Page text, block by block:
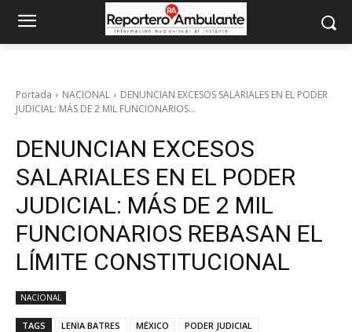
Portada NACIONAL
DENUNCIAN EXCESOS SALARIALES EN EL PODER
JUDICIAL: MÁS DE 2 MIL FUNCIONARIOS...
DENUNCIAN EXCESOS
SALARIALES EN EL PODER
JUDICIAL: MÁS DE 2 MIL
FUNCIONARIOS REBASAN EL
LÍMITE CONSTITUCIONAL
NACIONAL
TAGS LENIA BATRES MÉXICO PODER JUDICIAL